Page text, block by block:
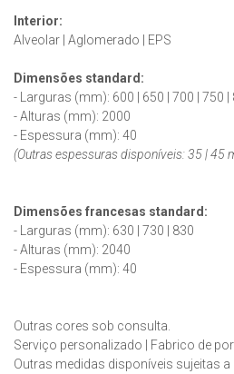
Interior:
Alveolar | Aglomerado | EPS
Dimensões standard:
- Larguras (mm): 600 | 650 | 700 | 750 |
- Alturas (mm): 2000
- Espessura (mm): 40
(Outras espessuras disponíveis: 35 | 45
Dimensões francesas standard :
- Larguras (mm): 630 | 730 | 830
- Alturas (mm): 2040
- Espessura (mm): 40
Outras cores sob consulta.
Serviço personalizado | Fabrico de
Outras medidas disponíveis sujeitas a